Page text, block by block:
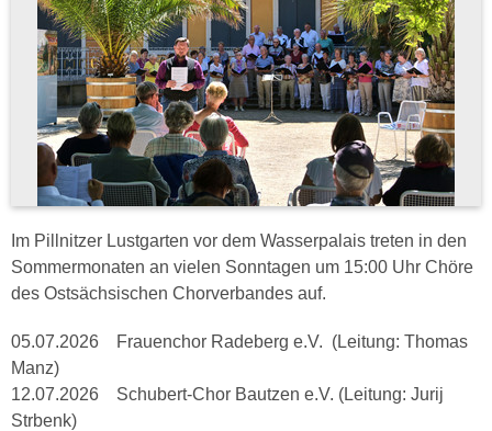
Im Pillnitzer Lustgarten vor dem Wasserpalais treten in den
Sommermonaten an vielen Sonntagen um 15:00 Uhr Chöre
des Ostsächsischen Chorverbandes auf.
05.07.2026 Frauenchor Radeberg e.V. (Leitung: Thomas
Manz)
12.07.2026 Schubert-Chor Bautzen e.V. (Leitung: Jurij
Strbenk)